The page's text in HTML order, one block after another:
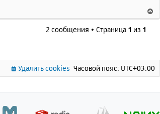
е
т
с
2 сообщения • Страница 1 из 1
Часовой пояс: UTC+03:00
Удалить cookies